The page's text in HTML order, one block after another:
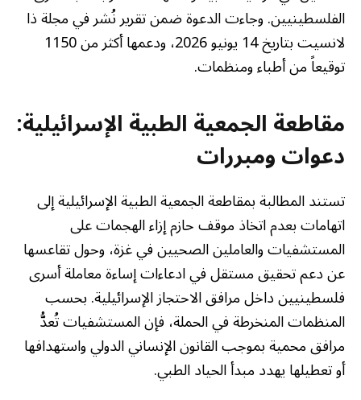
الفلسطينيين. وجاءت الدعوة ضمن تقرير نُشر في مجلة ذا
لانسيت بتاريخ 14 يونيو 2026، ودعمها أكثر من 1150
توقيعاً من أطباء ومنظمات.
مقاطعة الجمعية الطبية الإسرائيلية:
دعوات ومبررات
تستند المطالبة بمقاطعة الجمعية الطبية الإسرائيلية إلى
اتهامات بعدم اتخاذ موقف حازم إزاء الهجمات على
المستشفيات والعاملين الصحيين في غزة، وحول تقاعسها
عن دعم تحقيق مستقل في ادعاءات إساءة معاملة أسرى
فلسطينيين داخل مرافق الاحتجاز الإسرائيلية. بحسب
المنظمات المنخرطة في الحملة، فإن المستشفيات تُعدُّ
مرافق محمية بموجب القانون الإنساني الدولي واستهدافها
أو تعطيلها يهدد مبدأ الحياد الطبي.